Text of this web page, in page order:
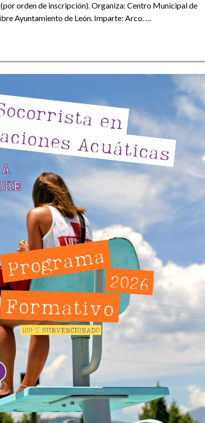
orden de inscripción). Organiza: Centro Municipal de
Ayuntamiento de León. Imparte: Arco. …